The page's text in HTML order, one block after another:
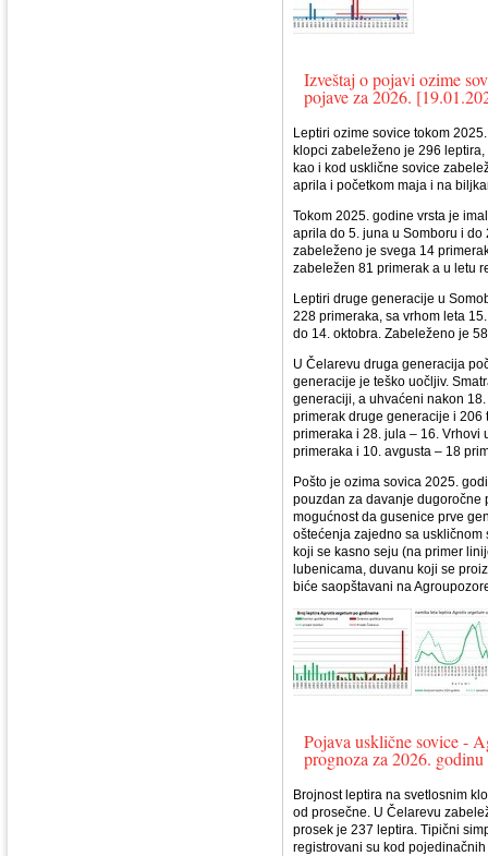
Izveštaj o pojavi ozime
pojave za 2026.
Leptiri ozime sovice tokom
klopci zabeleženo je 296
kao i kod usklične sovice
aprila i početkom maja i na
Tokom 2025. godine vrsta je
aprila do 5. juna u Somboru i
zabeleženo je svega 14
zabeležen 81 primerak a u letu
Leptiri druge generacije u
228 primeraka, sa vrhom leta
do 14. oktobra. Zabeleženo je
U Čelarevu druga generacija
generacije je teško uočljiv.
generaciji, a uhvaćeni nakon
primerak druge generacije i
primeraka i 28. jula – 16. Vrhovi
primeraka i 10. avgusta – 18
Pošto je ozima sovica 2025.
pouzdan za davanje dugoročne
mogućnost da gusenice prve
oštećenja zajedno sa uskličnom
koji se kasno seju (na primer
lubenicama, duvanu koji se
biće saopštavani na
Pojava usklične sovice -
prognoza za 2026.
Brojnost leptira na svetlosnim
od prosečne. U Čelarevu
prosek je 237 leptira. Tipični
registrovani su kod